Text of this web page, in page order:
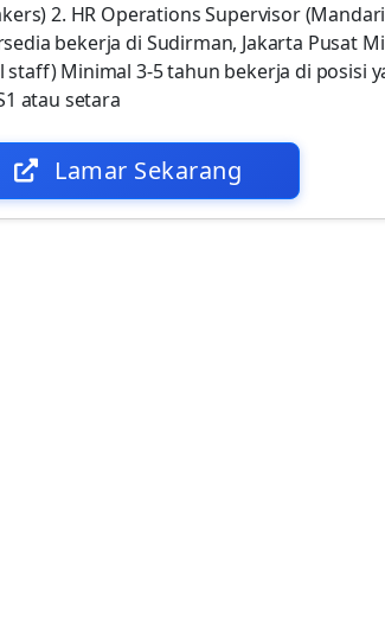
2. HR Operations Supervisor
bekerja di Sudirman, Jakarta Pusat
staff) Minimal 3-5 tahun bekerja di posisi
atau setara
Lamar Sekarang